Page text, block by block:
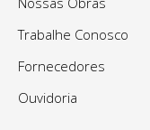
Trabalhe Conosco
Fornecedores
Ouvidoria